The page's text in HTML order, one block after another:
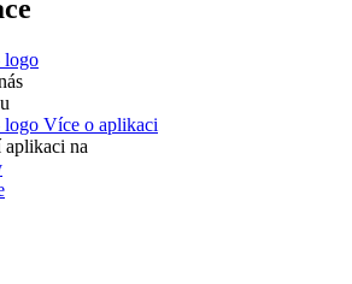
Více o aplikaci
aplikaci na